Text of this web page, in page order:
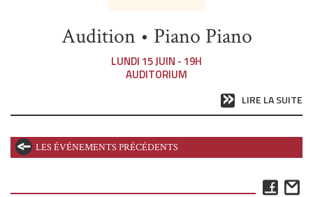
Audition • Piano Piano
LUNDI 15 JUIN - 19H
AUDITORIUM
LIRE LA SUITE
LES ÉVÉNEMENTS PRÉCÉDENTS